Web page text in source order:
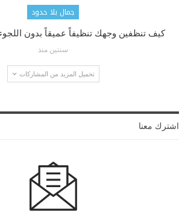
جمال بلا حدود
كيف تنظفين وجهك تنظيفاً عميقاً بدون
سنتين منذ
تحميل المزيد من المشاركات
اشترك معنا